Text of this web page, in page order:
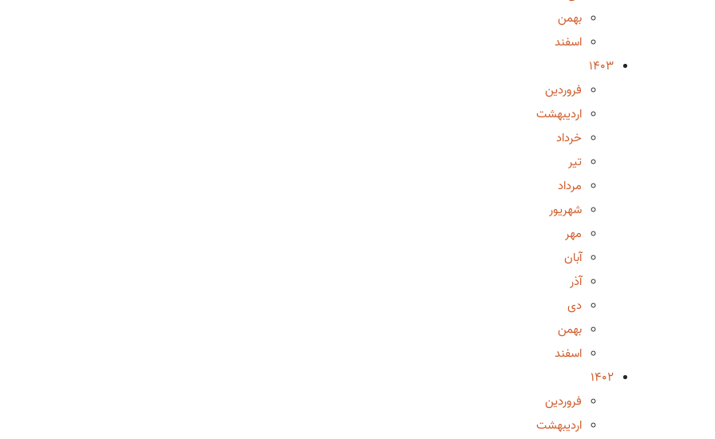
بهمن
اسفند
1403
فروردین
اردیبهشت
خرداد
تیر
مرداد
شهریور
مهر
آبان
آذر
دی
بهمن
اسفند
1402
فروردین
اردیبهشت